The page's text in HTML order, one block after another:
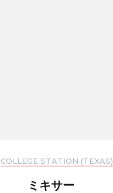
COLLEGE STATION (TEXAS)
ミキサー